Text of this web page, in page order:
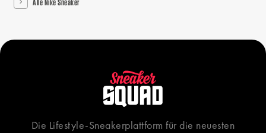
Die Lifestyle-Sneakerplattform für die neuesten